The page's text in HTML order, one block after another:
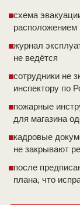
схема
журнал
не ведётся
сотрудники не
инспектору по
пожарные
для магазина
кадровые
не закрывают
после
плана, что